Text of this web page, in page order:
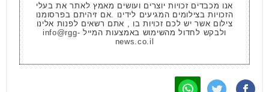
אנו מכבדים זכויות יוצרים ועושים מאמץ לאתר את בעלי
הזכויות בצילומים המגיעים לידינו .אם זיהיתם בפרסומנו
צילום אשר יש לכם זכויות בו , אתם רשאים לפנות אלינו
ולבקש לחדול מהשימוש באמצעות המייל info@rgg-
news.co.il